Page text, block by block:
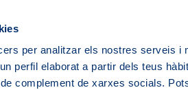
per analitzar els nostres serveis i
perfil elaborat a partir dels teus
complement de xarxes socials.
L’aigua de la